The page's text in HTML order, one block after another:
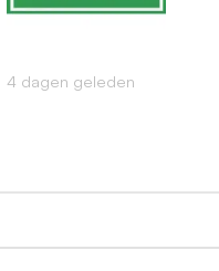
4 dagen geleden